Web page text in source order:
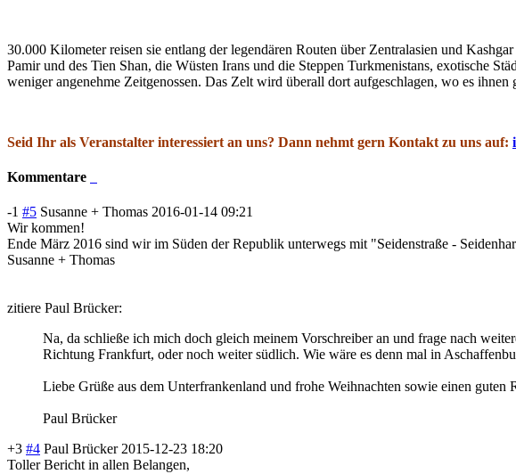
30.000 Kilometer reisen sie entlang der legendären Routen über Zentralasien und
Pamir und des Tien Shan, die Wüsten Irans und die Steppen Turkmenistans, exotische
weniger angenehme Zeitgenossen. Das Zelt wird überall dort aufgeschlagen, wo es
Seid Ihr als Veranstalter interessiert an uns? Dann nehmt gern Kontakt zu uns auf:
Kommentare
-1 #5 Susanne + Thomas 2016-01-14 09:21
Wir kommen!
Ende März 2016 sind wir im Süden der Republik unterwegs mit "Seidenstraße -
Susanne + Thomas
zitiere Paul Brücker:
Na, da schließe ich mich doch gleich meinem Vorschreiber an und frage nach
Richtung Frankfurt, oder noch weiter südlich. Wie wäre es denn mal in
Liebe Grüße aus dem Unterfrankenland und frohe Weihnachten sowie einen guten
Paul Brücker
+3 #4 Paul Brücker 2015-12-23 18:20
Toller Bericht in allen Belangen,